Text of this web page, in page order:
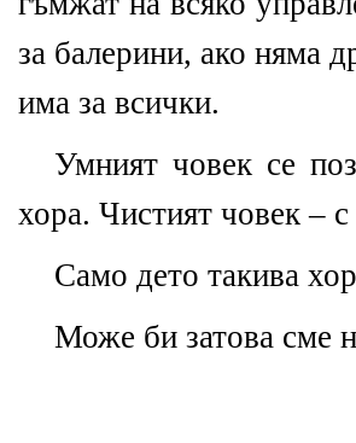
за балерини, ако няма
има за всички.
Умният човек се
хора. Чистият човек –
Само дето такива
Може би затова сме